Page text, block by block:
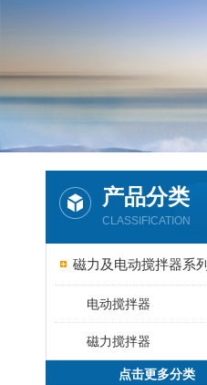
产品分类
CLASSIFICATION
磁力及电动搅拌器系列
电动搅拌器
磁力搅拌器
点击更多分类